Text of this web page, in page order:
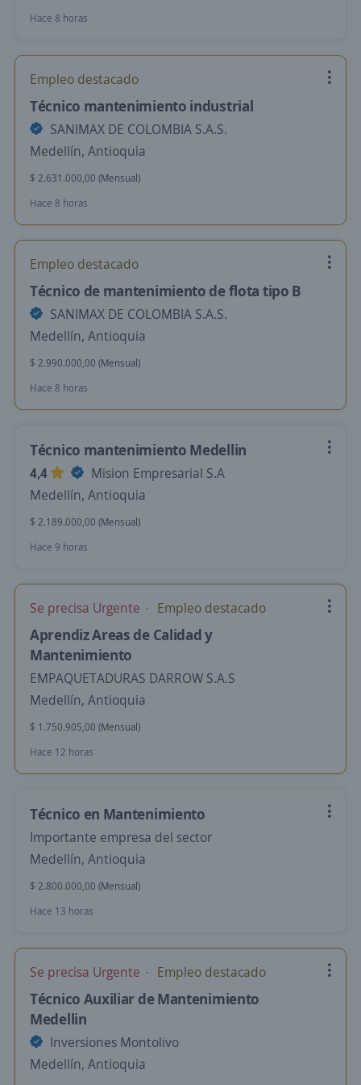
Hace 8 horas
Empleo destacado
Técnico mantenimiento industrial
SANIMAX DE COLOMBIA S.A.S.
Medellín, Antioquia
$ 2.631.000,00 (Mensual)
Hace 8 horas
Empleo destacado
Técnico de mantenimiento de flota tipo B
SANIMAX DE COLOMBIA S.A.S.
Medellín, Antioquia
$ 2.990.000,00 (Mensual)
Hace 8 horas
Técnico mantenimiento Medellin
4,4
Mision Empresarial S.A
Medellín, Antioquia
$ 2.189.000,00 (Mensual)
Hace 9 horas
Se precisa Urgente Empleo destacado
Aprendiz Areas de Calidad y
Mantenimiento
EMPAQUETADURAS DARROW S.A.S
Medellín, Antioquia
$ 1.750.905,00 (Mensual)
Hace 12 horas
Técnico en Mantenimiento
Importante empresa del sector
Medellín, Antioquia
$ 2.800.000,00 (Mensual)
Hace 13 horas
Se precisa Urgente Empleo destacado
Técnico Auxiliar de Mantenimiento
Medellin
Inversiones Montolivo
Medellín, Antioquia